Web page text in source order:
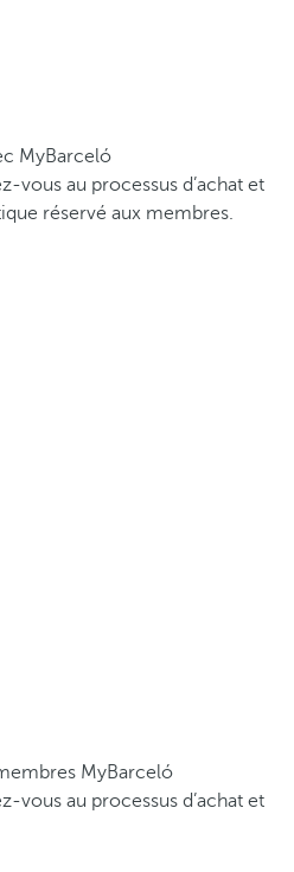
MyBarceló
vous au processus d’achat et
réservé aux membres.
MyBarceló
vous au processus d’achat et